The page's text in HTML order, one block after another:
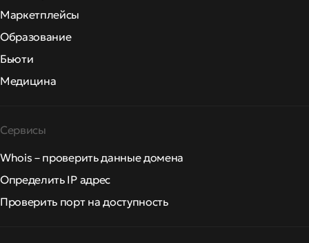
Маркетплейсы
Образование
Бьюти
Медицина
Сервисы
Whois – проверить данные домена
Определить IP адрес
Проверить порт на доступность